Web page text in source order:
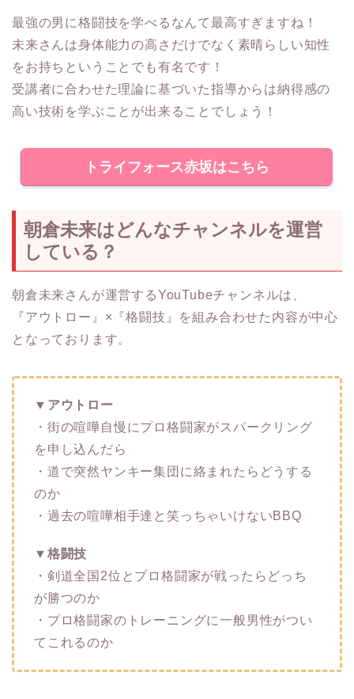
最強の男に格闘技を学べるなんて最高すぎますね！
未来さんは身体能力の高さだけでなく素晴らしい知性
をお持ちということでも有名です！
受講者に合わせた理論に基づいた指導からは納得感の
高い技術を学ぶことが出来ることでしょう！
トライフォース赤坂はこちら
朝倉未来はどんなチャンネルを運営
している？
朝倉未来さんが運営するYouTubeチャンネルは、
『アウトロー』×『格闘技』を組み合わせた内容が中心
となっております。
▼アウトロー
・街の喧嘩自慢にプロ格闘家がスパークリング
を申し込んだら
・道で突然ヤンキー集団に絡まれたらどうする
のか
・過去の喧嘩相手達と笑っちゃいけないBBQ
▼格闘技
・剣道全国2位とプロ格闘家が戦ったらどっち
が勝つのか
・プロ格闘家のトレーニングに一般男性がつい
てこれるのか